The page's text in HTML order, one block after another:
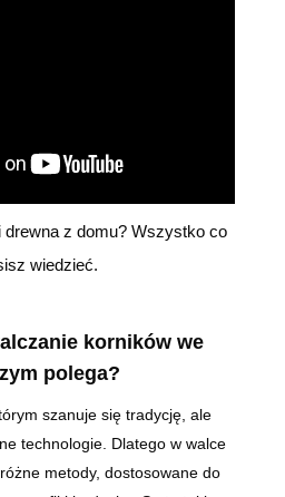
z domu? Wszystko co
wiedzieć.
korników we
polega?
szanuje się tradycję, ale
technologie. Dlatego w walce
metody, dostosowane do